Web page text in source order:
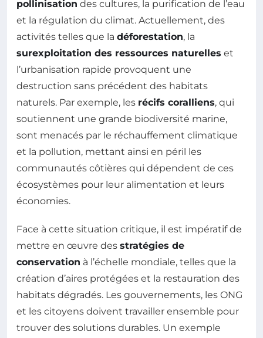
pollinisation des cultures, la purification de l’eau
et la régulation du climat. Actuellement, des
activités telles que la déforestation, la
surexploitation des ressources naturelles et
l’urbanisation rapide provoquent une
destruction sans précédent des habitats
naturels. Par exemple, les récifs coralliens, qui
soutiennent une grande biodiversité marine,
sont menacés par le réchauffement climatique
et la pollution, mettant ainsi en péril les
communautés côtières qui dépendent de ces
écosystèmes pour leur alimentation et leurs
économies.
Face à cette situation critique, il est impératif de
mettre en œuvre des stratégies de
conservation à l’échelle mondiale, telles que la
création d’aires protégées et la restauration des
habitats dégradés. Les gouvernements, les ONG
et les citoyens doivent travailler ensemble pour
trouver des solutions durables. Un exemple